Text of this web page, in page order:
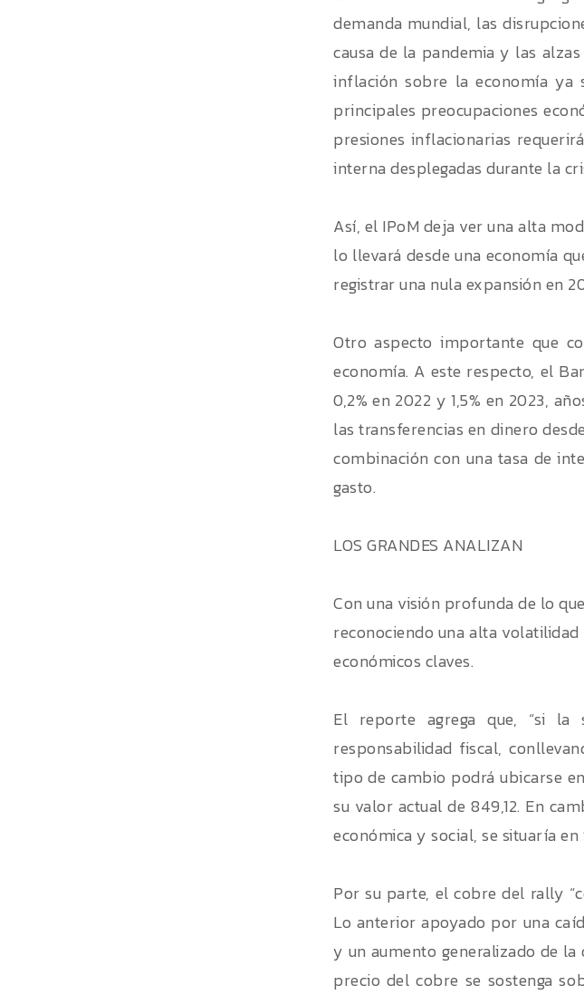
demanda mundial, las
causa de la pandemia y las
inflación sobre la economía ya
principales preocupaciones
presiones inflacionarias
interna desplegadas durante la
Así, el IPoM deja ver una alta
lo llevará desde una economía
registrar una nula expansión en
Otro aspecto importante que
economía. A este respecto, el
0,2% en 2022 y 1,5% en 2023,
las transferencias en dinero
combinación con una tasa de
gasto.
LOS GRANDES ANALIZAN
Con una visión profunda de lo
reconociendo una alta
económicos claves.
El reporte agrega que, “si
responsabilidad fiscal,
tipo de cambio podrá ubicarse
su valor actual de 849,12. En
económica y social, se situaría en
Por su parte, el cobre del rally
Lo anterior apoyado por una
y un aumento generalizado de
precio del cobre se sostenga